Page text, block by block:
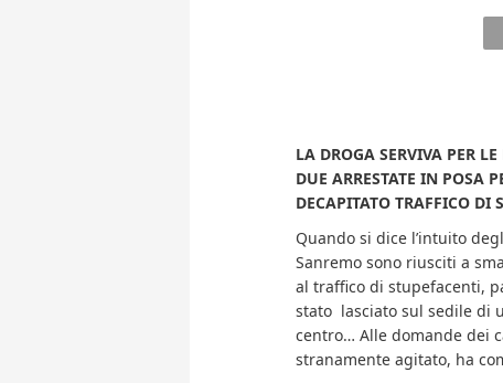
LA DROGA SERVIVA PER
DUE ARRESTATE IN POSA
DECAPITATO TRAFFICO DI
Quando si dice l’intuito
Sanremo sono riusciti a
al traffico di stupefacenti,
stato lasciato sul sedile di
centro… Alle domande dei
stranamente agitato, ha